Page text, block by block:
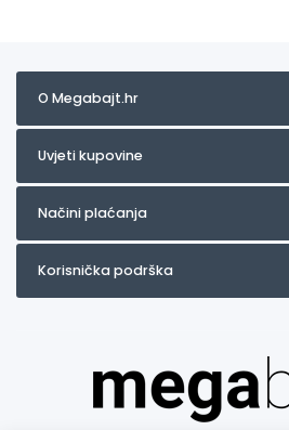
O Megabajt.hr
Uvjeti kupovine
Načini plaćanja
Korisnička podrška